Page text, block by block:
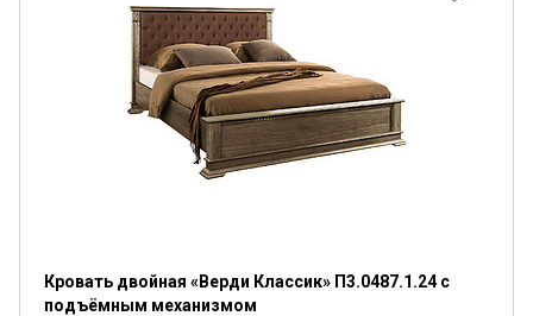
Кровать двойная «Верди Классик» П3.0487.1.24 с
подъёмным механизмом